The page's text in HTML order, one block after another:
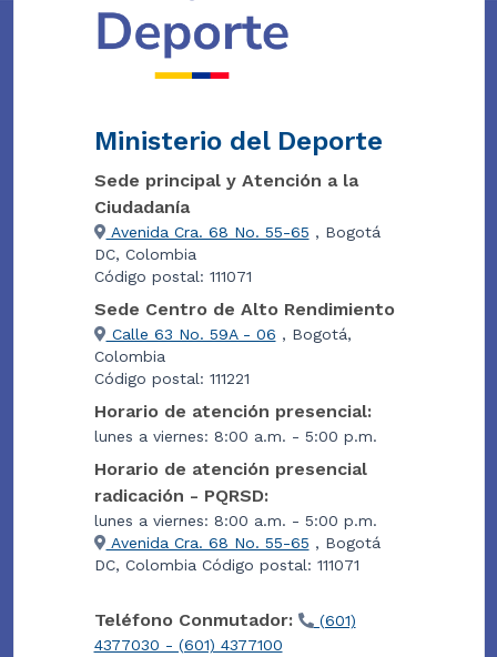
Ministerio del Deporte
Sede principal y Atención a la
Ciudadanía
Avenida Cra. 68 No. 55-65 , Bogotá
DC, Colombia
Código postal: 111071
Sede Centro de Alto Rendimiento
Calle 63 No. 59A - 06 , Bogotá,
Colombia
Código postal: 111221
Horario de atención presencial:
lunes a viernes: 8:00 a.m. - 5:00 p.m.
Horario de atención presencial
radicación - PQRSD:
lunes a viernes: 8:00 a.m. - 5:00 p.m.
Avenida Cra. 68 No. 55-65 , Bogotá
DC, Colombia Código postal: 111071
Teléfono Conmutador:
(601)
4377030 - (601) 4377100